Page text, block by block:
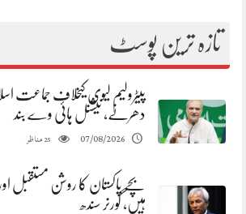
تازہ ترین پوسٹ
پیٹرولیم لیوی کیخلاف جماعت
دھرنے، نیشنل ہائی وے بند
07/08/2026
25مناظر
بچے پاکستان کا روشن مستقبل اور
ہیں، گورنر سندھ